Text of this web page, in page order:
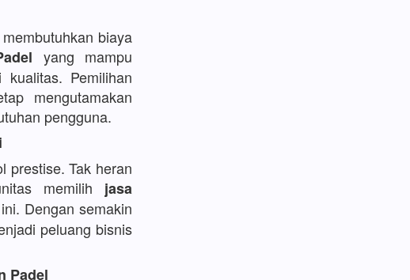
biaya
yang mampu
Pemilihan
mengutamakan
pengguna.
prestise. Tak heran
memilih jasa
Dengan semakin
peluang bisnis
Padel